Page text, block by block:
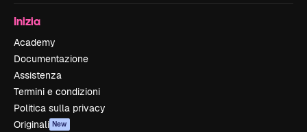
Inizia
Academy
Documentazione
Assistenza
Termini e condizioni
Politica sulla privacy
Originali New